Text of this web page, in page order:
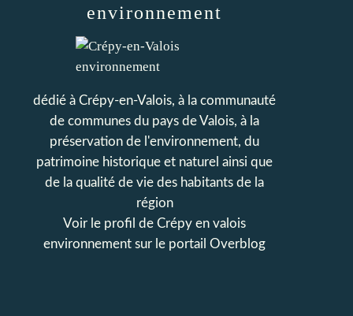
environnement
dédié à Crépy-en-Valois, à la communauté
de communes du pays de Valois, à la
préservation de l'environnement, du
patrimoine historique et naturel ainsi que
de la qualité de vie des habitants de la
région
Voir le profil de Crépy en valois
environnement sur le portail Overblog